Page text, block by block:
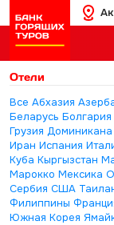
Отели
Все Абхазия
Беларусь Болгария
Грузия Доминикана
Иран Испания
Куба Кыргызстан
Марокко Мексика
Сербия США
Филиппины
Южная Корея